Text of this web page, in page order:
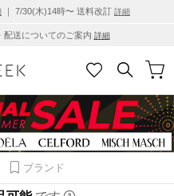
｜ 7/30(木)14時〜 送料改訂 詳細
配送についてのご案内 詳細
ブランド